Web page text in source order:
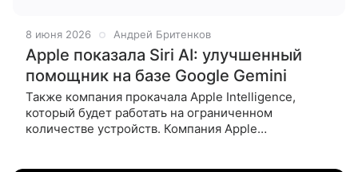
8 июня 2026 Андрей Бритенков
Apple показала Siri AI: улучшенный
помощник на базе Google Gemini
Также компания прокачала Apple Intelligence,
который будет работать на ограниченном
количестве устройств. Компания Apple